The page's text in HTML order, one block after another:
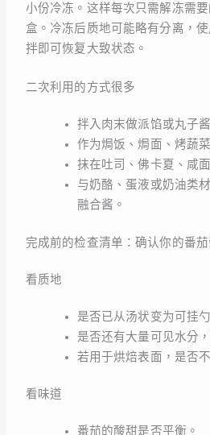
小份冷冻。这样每次只需解冻需
盒。冷冻后质地可能略有分离，
拌即可恢复大致状态。
二次利用的方式很多
拌入肉末做派馅或丸子酱
作为焗饭、焗面、烤蔬
抹在吐司、佛卡夏、咸
与奶酪、蛋液或奶油类
融合酱。
完成前的检查清单：确认你的番
看质地
是否已从汤状变为可挂
是否还有大量可见水分
若用于烘焙表面，是否
看味道
番茄的酸甜是否平衡。